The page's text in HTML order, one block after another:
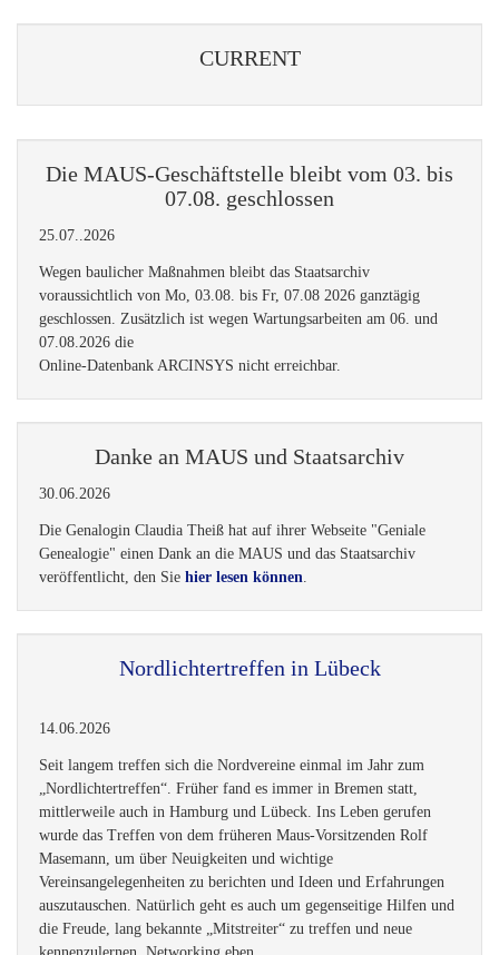
CURRENT
Die MAUS-Geschäftstelle bleibt vom 03. bis
07.08. geschlossen
25.07..2026
Wegen baulicher Maßnahmen bleibt das Staatsarchiv
voraussichtlich von Mo, 03.08. bis Fr, 07.08 2026 ganztägig
geschlossen. Zusätzlich ist wegen Wartungsarbeiten am 06. und
07.08.2026 die
Online-Datenbank ARCINSYS nicht erreichbar.
Danke an MAUS und Staatsarchiv
30.06.2026
Die Genalogin Claudia Theiß hat auf ihrer Webseite "Geniale
Genealogie" einen Dank an die MAUS und das Staatsarchiv
veröffentlicht, den Sie hier lesen können.
Nordlichtertreffen in Lübeck
14.06.2026
Seit langem treffen sich die Nordvereine einmal im Jahr zum
„Nordlichtertreffen“. Früher fand es immer in Bremen statt,
mittlerweile auch in Hamburg und Lübeck. Ins Leben gerufen
wurde das Treffen von dem früheren Maus-Vorsitzenden Rolf
Masemann, um über Neuigkeiten und wichtige
Vereinsangelegenheiten zu berichten und Ideen und Erfahrungen
auszutauschen. Natürlich geht es auch um gegenseitige Hilfen und
die Freude, lang bekannte „Mitstreiter“ zu treffen und neue